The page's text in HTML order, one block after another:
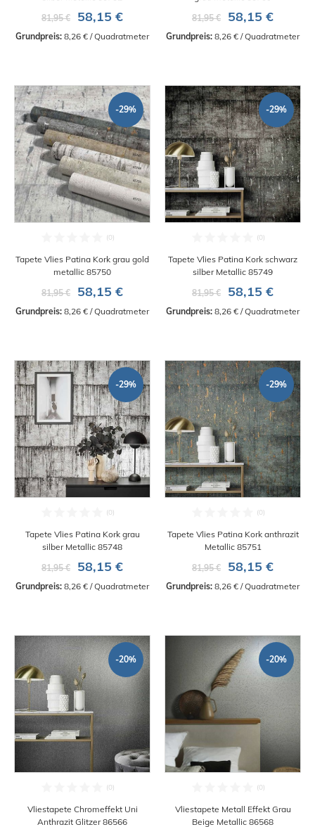
81,95 €
58,15 €
Grundpreis: 8,26 € / Quadratmeter
81,95 €
58,15 €
Grundpreis: 8,26 € / Quadratmeter
-29%
Tapete Vlies Patina Kork grau gold
metallic 85750
81,95 €
58,15 €
Grundpreis: 8,26 € / Quadratmeter
-29%
Tapete Vlies Patina Kork schwarz
silber Metallic 85749
81,95 €
58,15 €
Grundpreis: 8,26 € / Quadratmeter
-29%
Tapete Vlies Patina Kork grau
silber Metallic 85748
81,95 €
58,15 €
Grundpreis: 8,26 € / Quadratmeter
-29%
Tapete Vlies Patina Kork anthrazit
Metallic 85751
81,95 €
58,15 €
Grundpreis: 8,26 € / Quadratmeter
-20%
Vliestapete Chromeffekt Uni
Anthrazit Glitzer 86566
-20%
Vliestapete Metall Effekt Grau
Beige Metallic 86568